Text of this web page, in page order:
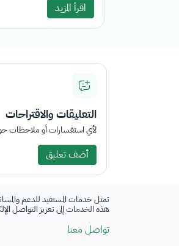
اقرأ المزيد
التعليقات والاقتراحات
لأي استفسارات أو ملاحظات
أضف تعليق
تمثل خدمات المستفيد للدعم
هذه الخدمات إلى تعزيز التواصل
تواصل معنا